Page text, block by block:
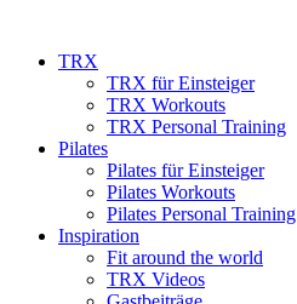
TRX
TRX für Einsteiger
TRX Workouts
TRX Personal Training
Pilates
Pilates für Einsteiger
Pilates Workouts
Pilates Personal Training
Inspiration
Fit around the world
TRX Videos